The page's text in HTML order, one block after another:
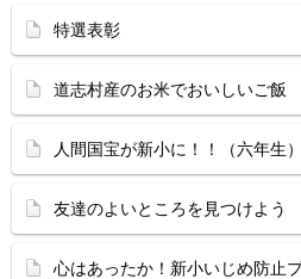
特選表彰
道志村産のお米でおいしいご飯
人間国宝が新小に！！（六年生）
友達のよいところを見つけよう
心はあったか！新小いじめ防止